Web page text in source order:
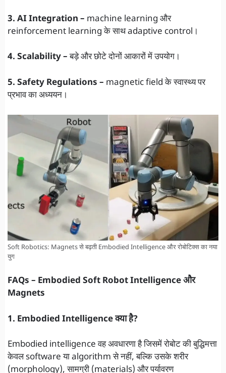
3. AI Integration – machine learning और
reinforcement learning के साथ adaptive control।
4. Scalability –बड़े और छोटे दोनों आकारों में उपयोग।
5. Safety Regulations – magnetic field के स्वास्थ्य पर
प्रभाव का अध्ययन।
Soft Robotics: Magnets से बढ़ती Embodied Intelligence और रोबोटिक्स का नया
युग
FAQs – Embodied Soft Robot Intelligence और
Magnets
1. Embodied Intelligence क्या है?
Embodied intelligence वह अवधारणा है जिसमें रोबोट की बुद्धिमत्ता
केवल software या algorithm से नहीं, बल्कि उसके शरीर
(morphology), सामग्री (materials) और पर्यावरण